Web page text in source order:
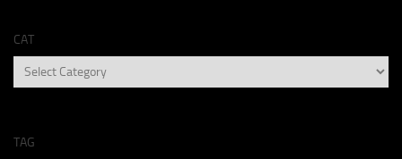
CAT
CAT
TAG